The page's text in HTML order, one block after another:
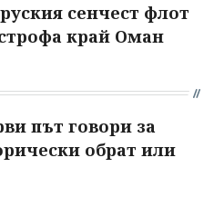
сенчест флот
край Оман
път говори за
обрат или